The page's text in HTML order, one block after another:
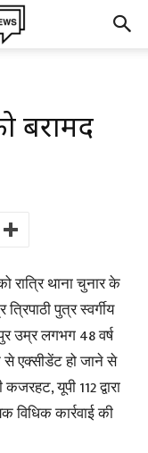
बरामद
रात्रि थाना चुनार के
पुत्र स्वर्गीय
उम्र लगभग 48 वर्ष
से एक्सीडेंट हो जाने से
यूपी 112 द्वारा
कार्रवाई की